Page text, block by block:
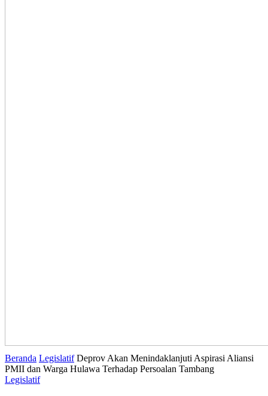
Beranda Legislatif Deprov Akan Menindaklanjuti Aspirasi Aliansi
PMII dan Warga Hulawa Terhadap Persoalan Tambang
Legislatif